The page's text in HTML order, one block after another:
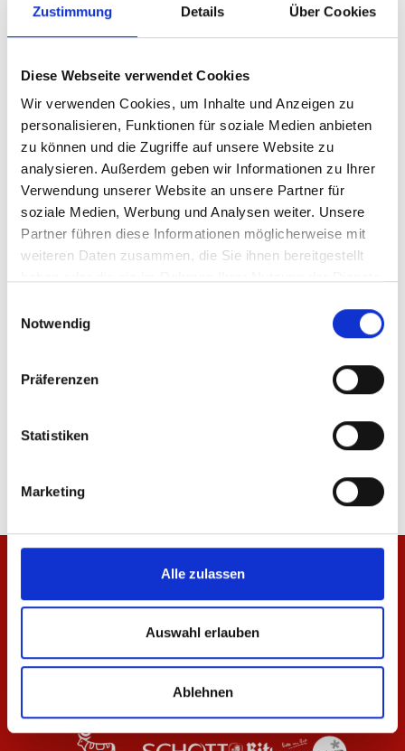
Zustimmung Details Über Cookies
Diese Webseite verwendet Cookies
Wir verwenden Cookies, um Inhalte und Anzeigen zu
personalisieren, Funktionen für soziale Medien anbieten
zu können und die Zugriffe auf unsere Website zu
analysieren. Außerdem geben wir Informationen zu Ihrer
Verwendung unserer Website an unsere Partner für
soziale Medien, Werbung und Analysen weiter. Unsere
Partner führen diese Informationen möglicherweise mit
weiteren Daten zusammen, die Sie ihnen bereitgestellt
Notwendig
Präferenzen
Statistiken
Marketing
Alle zulassen
Auswahl erlauben
Ablehnen
Sofort verfügbar, Lieferzeit: 1-3 Tage
IN DEN WARENKORB
Produktdetails
NEU
Trinkflasche Logo